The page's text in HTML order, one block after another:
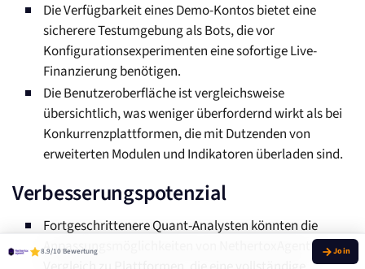
Die Verfügbarkeit eines Demo-Kontos bietet eine
sicherere Testumgebung als Bots, die vor
Konfigurationsexperimenten eine sofortige Live-
Finanzierung benötigen.
Die Benutzeroberfläche ist vergleichsweise
übersichtlich, was weniger überfordernd wirkt als bei
Konkurrenzplattformen, die mit Dutzenden von
erweiterten Modulen und Indikatoren überladen sind.
Verbesserungspotenzial
Fortgeschrittenere Quant-Analysten könnten die
Anpassungsmöglichkeiten von NethertoxAgent im
8.9/10 Bewertung